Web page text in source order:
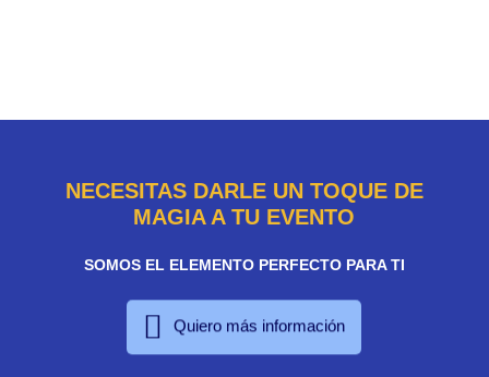
NECESITAS DARLE UN TOQUE DE
MAGIA A TU EVENTO
SOMOS EL ELEMENTO PERFECTO PARA TI
Quiero más información